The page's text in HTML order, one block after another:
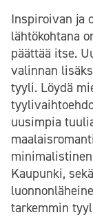
Inspiroivan ja
lähtökohtana
päättää itse.
valinnan
tyyli. Löydä
uusimpia
Kaupunki,
tarkemmin